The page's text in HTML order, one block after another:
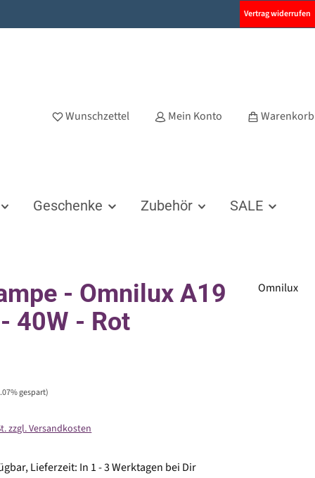
Vertrag widerrufen
Wunschzettel Mein Konto Warenkorb
Geschenke Zubehör SALE
- Omnilux A19
40W - Rot
Omnilux
gespart)
zzgl. Versandkosten
Lieferzeit: In 1 - 3 Werktagen bei Dir